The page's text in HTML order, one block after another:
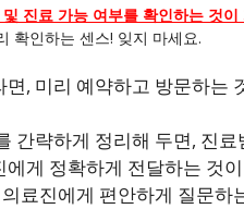
진료 가능 여부를 확인하는 것이
확인하는 센스! 잊지 마세요.
, 미리 예약하고 방문하는
간략하게 정리해 두면, 진
게 정확하게 전달하는 것
료진에게 편안하게 질문하